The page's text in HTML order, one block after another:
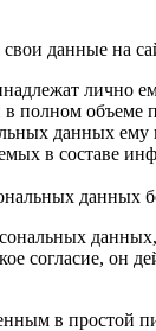
данные на
лично
полном
данных ему
в составе
данных
согласие, он
в